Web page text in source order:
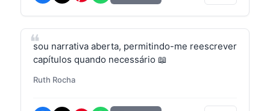
sou narrativa aberta, permitindo-me reescrever
capítulos quando necessário 📖
Ruth Rocha